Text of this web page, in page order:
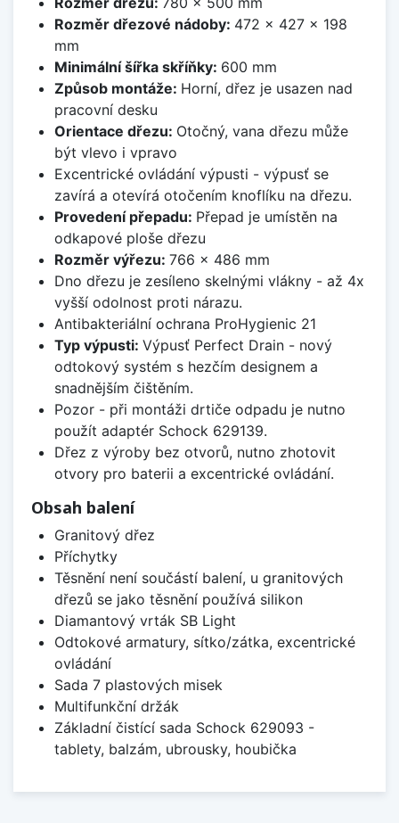
Rozměr dřezové nádoby: 472 x 427 x 198
mm
Minimální šířka skříňky: 600 mm
Způsob montáže: Horní, dřez je usazen nad
pracovní desku
Orientace dřezu: Otočný, vana dřezu může
být vlevo i vpravo
Excentrické ovládání výpusti - výpusť se
zavírá a otevírá otočením knoflíku na dřezu.
Provedení přepadu: Přepad je umístěn na
odkapové ploše dřezu
Rozměr výřezu: 766 x 486 mm
Dno dřezu je zesíleno skelnými vlákny - až 4x
vyšší odolnost proti nárazu.
Antibakteriální ochrana ProHygienic 21
Typ výpusti: Výpusť Perfect Drain - nový
odtokový systém s hezčím designem a
snadnějším čištěním.
Pozor - při montáži drtiče odpadu je nutno
použít adaptér Schock 629139.
Dřez z výroby bez otvorů, nutno zhotovit
otvory pro baterii a excentrické ovládání.
Obsah balení
Granitový dřez
Příchytky
Těsnění není součástí balení, u granitových
dřezů se jako těsnění používá silikon
Diamantový vrták SB Light
Odtokové armatury, sítko/zátka, excentrické
ovládání
Sada 7 plastových misek
Multifunkční držák
Základní čistící sada Schock 629093 -
tablety, balzám, ubrousky, houbička